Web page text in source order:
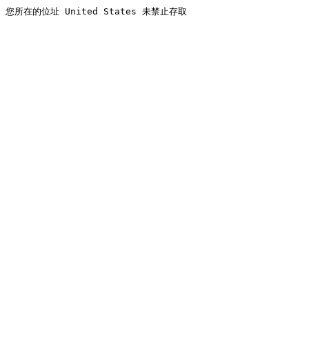
您所在的位址 United States 未禁止存取